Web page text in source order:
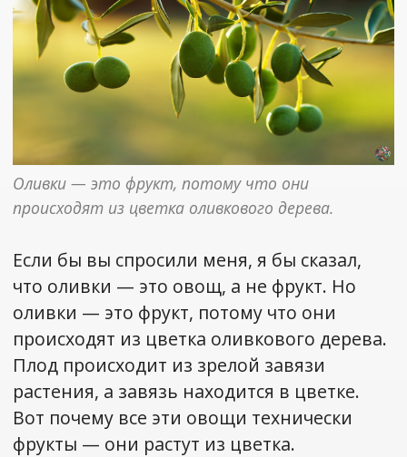
Оливки — это фрукт, потому что они
происходят из цветка оливкового дерева.
Если бы вы спросили меня, я бы сказал,
что оливки — это овощ, а не фрукт. Но
оливки — это фрукт, потому что они
происходят из цветка оливкового дерева.
Плод происходит из зрелой завязи
растения, а завязь находится в цветке.
Вот почему все эти овощи технически
фрукты — они растут из цветка.